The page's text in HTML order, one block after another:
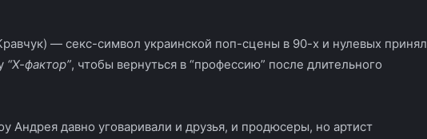
— секс-символ украинской поп-сцены в 90-х и нулевых принял
“Х-фактор”, чтобы вернуться в “профессию” после длительного
Андрея давно уговаривали и друзья, и продюсеры, но артист